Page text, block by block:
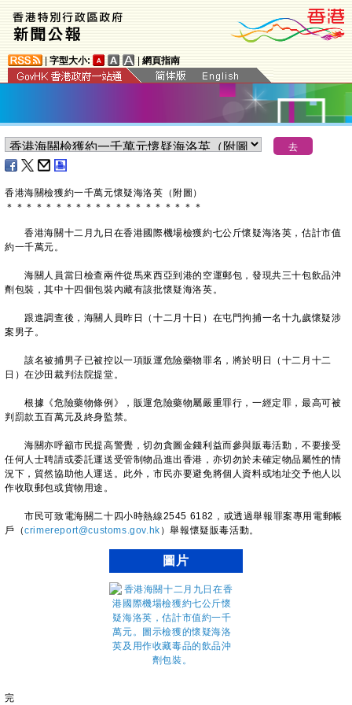
字型大小: 網頁指南
香港海關檢獲約一千萬元懷疑海洛英（附圖）
＊ ＊ ＊ ＊ ＊ ＊ ＊ ＊ ＊ ＊ ＊ ＊ ＊ ＊ ＊ ＊ ＊ ＊ ＊ ＊
香港海關十二月九日在香港國際機場檢獲約七公斤懷疑海洛英，估計市值
約一千萬元。
海關人員當日檢查兩件從馬來西亞到港的空運郵包，發現共三十包飲品沖
劑包裝，其中十四個包裝內藏有該批懷疑海洛英。
跟進調查後，海關人員昨日（十二月十日）在屯門拘捕一名十九歲懷疑涉
案男子。
該名被捕男子已被控以一項販運危險藥物罪名，將於明日（十二月十二
日）在沙田裁判法院提堂。
根據《危險藥物條例》，販運危險藥物屬嚴重罪行，一經定罪，最高可被
判罰款五百萬元及終身監禁。
海關亦呼籲市民提高警覺，切勿貪圖金錢利益而參與販毒活動，不要接受
任何人士聘請或委託運送受管制物品進出香港，亦切勿於未確定物品屬性的情
況下，貿然協助他人運送。此外，市民亦要避免將個人資料或地址交予他人以
作收取郵包或貨物用途。
市民可致電海關二十四小時熱線2545 6182，或透過舉報罪案專用電郵帳
戶（crimereport@customs.gov.hk ）舉報懷疑販毒活動。
圖片
完